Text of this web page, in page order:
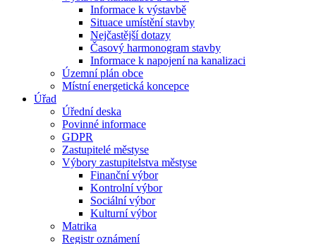
Informace k výstavbě
Situace umístění stavby
Nejčastější dotazy
Časový harmonogram stavby
Informace k napojení na kanalizaci
Územní plán obce
Místní energetická koncepce
Úřad
Úřední deska
Povinné informace
GDPR
Zastupitelé městyse
Výbory zastupitelstva městyse
Finanční výbor
Kontrolní výbor
Sociální výbor
Kulturní výbor
Matrika
Registr oznámení